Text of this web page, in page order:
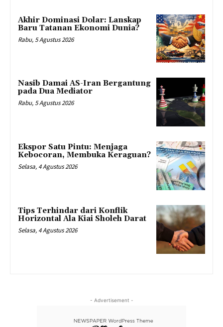
Akhir Dominasi Dolar: Lanskap
Baru Tatanan Ekonomi Dunia?
Rabu, 5 Agustus 2026
Nasib Damai AS-Iran Bergantung
pada Dua Mediator
Rabu, 5 Agustus 2026
Ekspor Satu Pintu: Menjaga
Kebocoran, Membuka Keraguan?
Selasa, 4 Agustus 2026
Tips Terhindar dari Konflik
Horizontal Ala Kiai Sholeh Darat
Selasa, 4 Agustus 2026
- Advertisement -